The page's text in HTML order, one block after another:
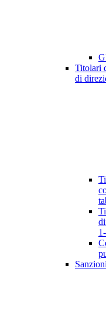
Titolari
di